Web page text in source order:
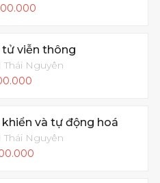
tử viễn thông
Nguyên
và tự động hoá
Nguyên